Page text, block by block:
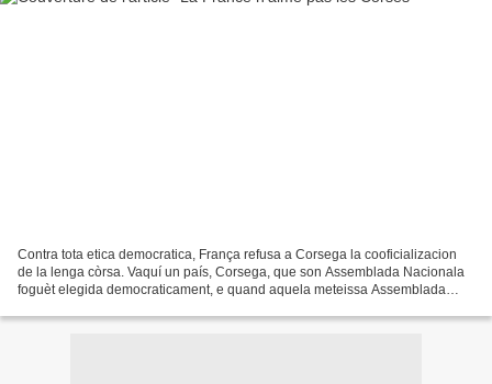
Contra tota etica democratica, França refusa a Corsega la cooficializacion
de la lenga còrsa. Vaquí un país, Corsega, que son Assemblada Nacionala
foguèt elegida democraticament, e quand aquela meteissa Assemblada